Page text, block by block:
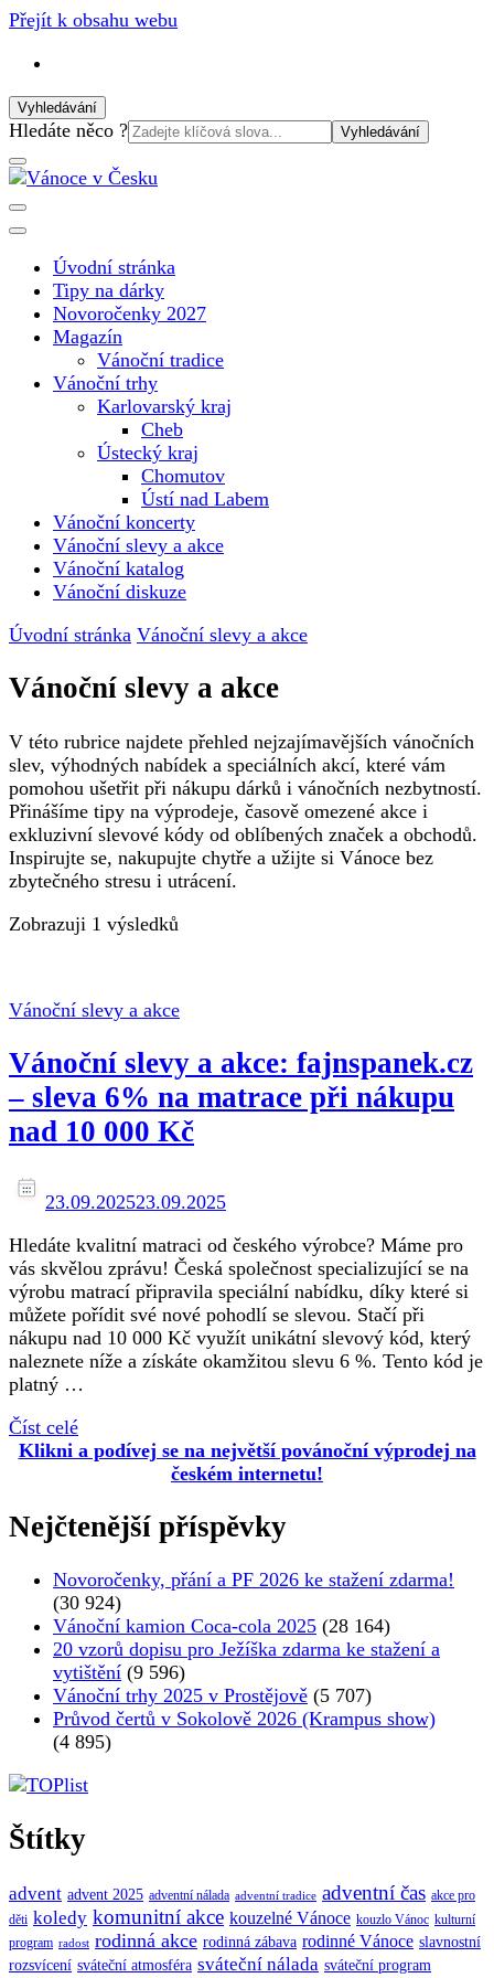
Přejít k obsahu webu
Vyhledávání
Vyhledat:
Hledáte něco ?
Vánoce v Česku
nejkrásnějším svátku v roce v České republice
Úvodní stránka
Tipy na dárky
Novoročenky 2027
Magazín
Vánoční tradice
Vánoční trhy
Karlovarský kraj
Cheb
Ústecký kraj
Chomutov
Ústí nad Labem
Vánoční koncerty
Vánoční slevy a akce
Vánoční katalog
Vánoční diskuze
Úvodní stránka Vánoční slevy a akce
Vánoční slevy a akce
V této rubrice najdete přehled nejzajímavějších vánočních
slev, výhodných nabídek a speciálních akcí, které vám
pomohou ušetřit při nákupu dárků i vánočních nezbytností.
Přinášíme tipy na výprodeje, časově omezené akce i
exkluzivní slevové kódy od oblíbených značek a obchodů.
Inspirujte se, nakupujte chytře a užijte si Vánoce bez
zbytečného stresu i utrácení.
Zobrazuji 1 výsledků
Vánoční slevy a akce
Vánoční slevy a akce: fajnspanek.cz
– sleva 6% na matrace při nákupu
nad 10 000 Kč
23.09.202523.09.2025
Hledáte kvalitní matraci od českého výrobce? Máme pro
vás skvělou zprávu! Česká společnost specializující se na
výrobu matrací připravila speciální nabídku, díky které si
můžete pořídit své nové pohodlí se slevou. Stačí při
nákupu nad 10 000 Kč využít unikátní slevový kód, který
naleznete níže a získáte okamžitou slevu 6 %. Tento kód je
platný …
Číst celé
Klikni a podívej se na největší povánoční výprodej na
českém internetu!
Nejčtenější příspěvky
Novoročenky, přání a PF 2026 ke stažení zdarma!
(30 924)
Vánoční kamion Coca-cola 2025 (28 164)
20 vzorů dopisu pro Ježíška zdarma ke stažení a
vytištění (9 596)
Vánoční trhy 2025 v Prostějově (5 707)
Průvod čertů v Sokolově 2026 (Krampus show)
(4 895)
Štítky
advent advent 2025 adventní nálada adventní tradice adventní čas akce pro
děti koledy komunitní akce kouzelné Vánoce kouzlo Vánoc kulturní
program radost rodinná akce rodinná zábava rodinné Vánoce slavnostní
rozsvícení sváteční atmosféra sváteční nálada sváteční program